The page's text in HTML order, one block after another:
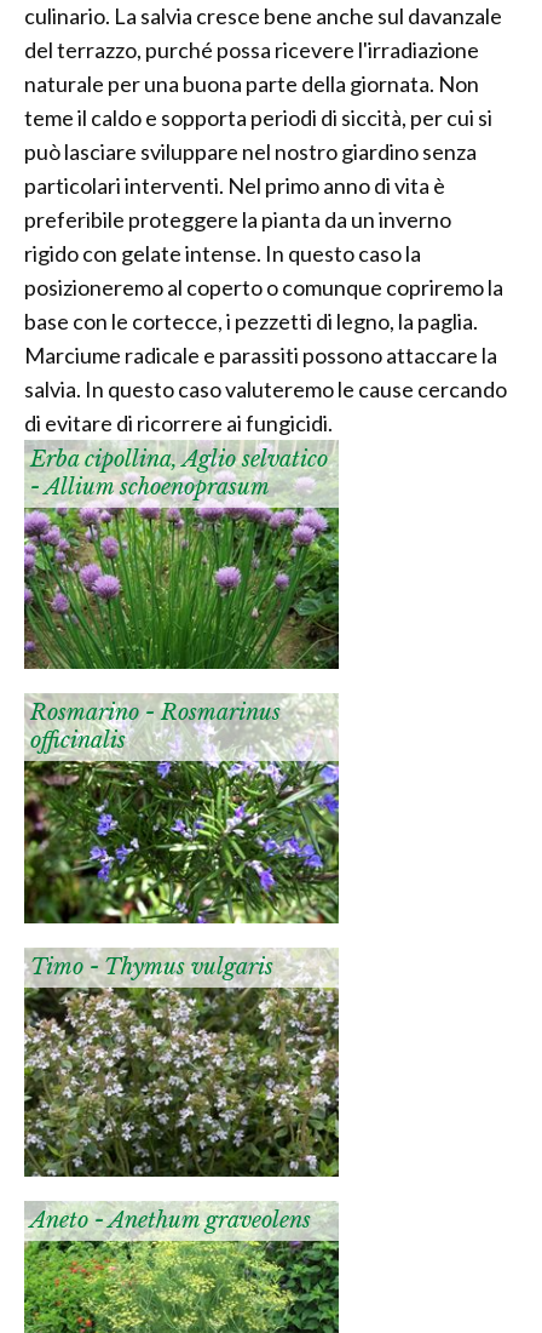
culinario. La salvia cresce bene anche sul davanzale
del terrazzo, purché possa ricevere l'irradiazione
naturale per una buona parte della giornata. Non
teme il caldo e sopporta periodi di siccità, per cui si
può lasciare sviluppare nel nostro giardino senza
particolari interventi. Nel primo anno di vita è
preferibile proteggere la pianta da un inverno
rigido con gelate intense. In questo caso la
posizioneremo al coperto o comunque copriremo la
base con le cortecce, i pezzetti di legno, la paglia.
Marciume radicale e parassiti possono attaccare la
salvia. In questo caso valuteremo le cause cercando
di evitare di ricorrere ai fungicidi.
Erba cipollina, Aglio selvatico
- Allium schoenoprasum
Rosmarino - Rosmarinus
officinalis
Timo - Thymus vulgaris
Aneto - Anethum graveolens